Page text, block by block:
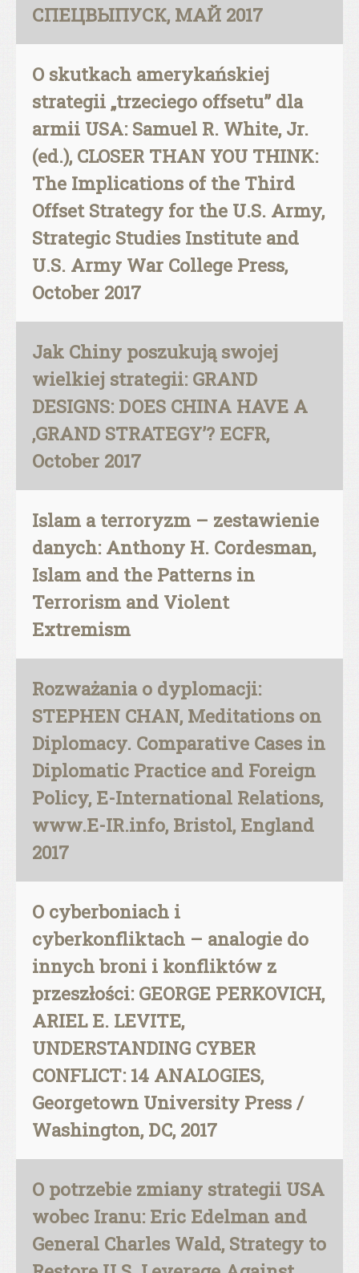
СПЕЦВЫПУСК, МАЙ 2017
O skutkach amerykańskiej
strategii „trzeciego offsetu” dla
armii USA: Samuel R. White, Jr.
(ed.), CLOSER THAN YOU THINK:
The Implications of the Third
Offset Strategy for the U.S. Army,
Strategic Studies Institute and
U.S. Army War College Press,
October 2017
Jak Chiny poszukują swojej
wielkiej strategii: GRAND
DESIGNS: DOES CHINA HAVE A
‚GRAND STRATEGY’? ECFR,
October 2017
Islam a terroryzm – zestawienie
danych: Anthony H. Cordesman,
Islam and the Patterns in
Terrorism and Violent
Extremism
Rozważania o dyplomacji:
STEPHEN CHAN, Meditations on
Diplomacy. Comparative Cases in
Diplomatic Practice and Foreign
Policy, E-International Relations,
www.E-IR.info, Bristol, England
2017
O cyberboniach i
cyberkonfliktach – analogie do
innych broni i konfliktów z
przeszłości: GEORGE PERKOVICH,
ARIEL E. LEVITE,
UNDERSTANDING CYBER
CONFLICT: 14 ANALOGIES,
Georgetown University Press /
Washington, DC, 2017
O potrzebie zmiany strategii USA
wobec Iranu: Eric Edelman and
General Charles Wald, Strategy to